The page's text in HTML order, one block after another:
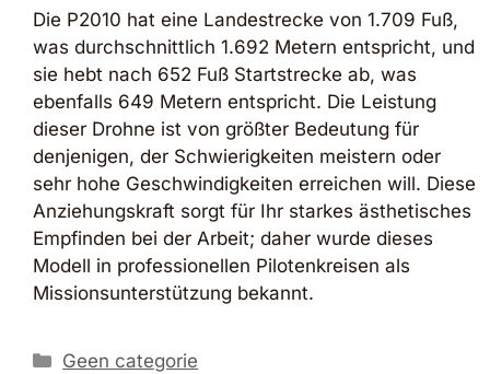
Die P2010 hat eine Landestrecke von 1.709 Fuß,
was durchschnittlich 1.692 Metern entspricht, und
sie hebt nach 652 Fuß Startstrecke ab, was
ebenfalls 649 Metern entspricht. Die Leistung
dieser Drohne ist von größter Bedeutung für
denjenigen, der Schwierigkeiten meistern oder
sehr hohe Geschwindigkeiten erreichen will. Diese
Anziehungskraft sorgt für Ihr starkes ästhetisches
Empfinden bei der Arbeit; daher wurde dieses
Modell in professionellen Pilotenkreisen als
Missionsunterstützung bekannt.
Kategorien
Geen categorie